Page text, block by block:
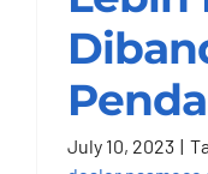
July 10, 2023 |